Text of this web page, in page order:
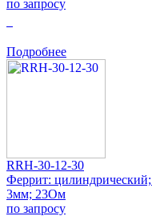
по запросу
Подробнее
RRH-30-12-30
Феррит:
3мм; 23Ом
по запросу